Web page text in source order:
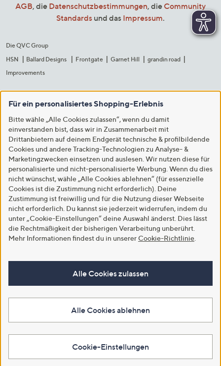
AGB, die Datenschutzbestimmungen, die Community
Standards und das Impressum.
Die QVC Group
HSN
Ballard Designs Frontgate Garnet Hill
grandin road
Improvements
Für ein personalisiertes Shopping-Erlebnis
Bitte wähle „Alle Cookies zulassen“, wenn du damit
einverstanden bist, dass wir in Zusammenarbeit mit
Drittanbietern auf deinem Endgerät technische & profilbildende
Cookies und andere Tracking-Technologien zu Analyse- &
Marketingzwecken einsetzen und auslesen. Wir nutzen diese für
personalisierte und nicht-personalisierte Werbung. Wenn du dies
nicht wünschst, wähle „Alle Cookies ablehnen“ (für essenzielle
Cookies ist die Zustimmung nicht erforderlich). Deine
Zustimmung ist freiwillig und für die Nutzung dieser Webseite
nicht erforderlich. Du kannst sie jederzeit widerrufen, indem du
unter „Cookie-Einstellungen“ deine Auswahl änderst. Dies lässt
die Rechtmäßigkeit der bisherigen Verarbeitung unberührt.
Mehr Informationen findest du in unserer Cookie-Richtlinie
Alle Cookies zulassen
Alle Cookies ablehnen
Cookie-Einstellungen